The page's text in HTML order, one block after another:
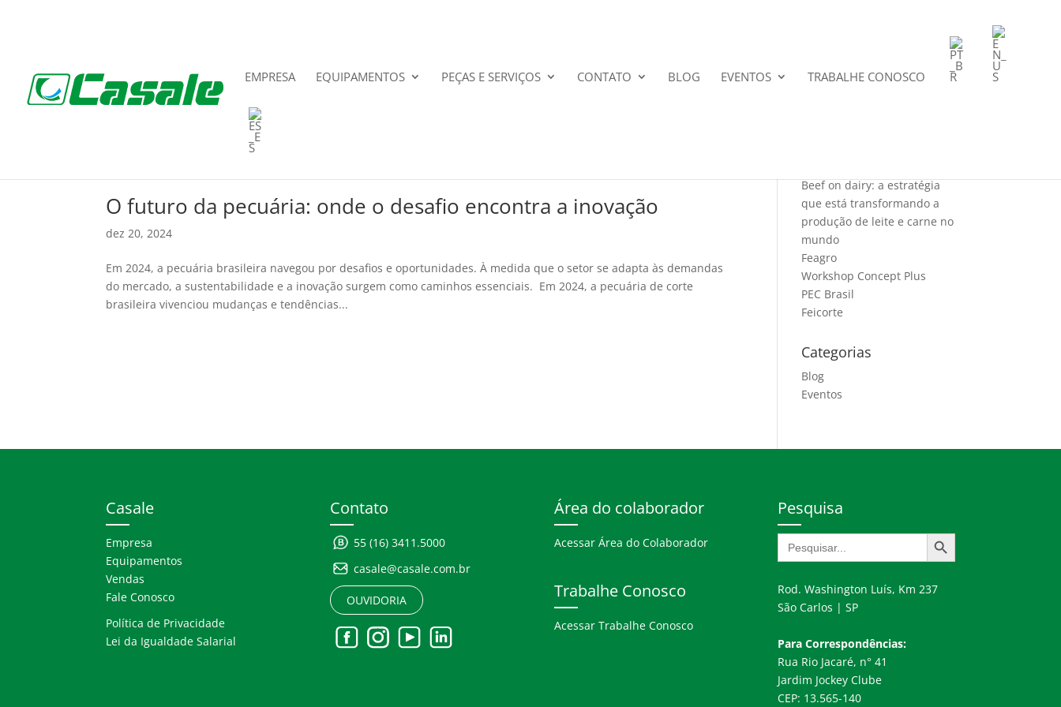
EMPRESA EQUIPAMENTOS PEÇAS E SERVIÇOS CONTATO BLOG EVENTOS TRABALHE CONOSCO
O futuro da pecuária: onde o desafio encontra a inovação
dez 20, 2024
Em 2024, a pecuária brasileira navegou por desafios e oportunidades. À medida que o setor se adapta às demandas
do mercado, a sustentabilidade e a inovação surgem como caminhos essenciais. Em 2024, a pecuária de corte
brasileira vivenciou mudanças e tendências...
Beef on dairy: a estratégia
que está transformando a
produção de leite e carne no
mundo
Feagro
Workshop Concept Plus
PEC Brasil
Feicorte
Categorias
Blog
Eventos
Casale
Empresa
Equipamentos
Vendas
Fale Conosco
Política de Privacidade
Lei da Igualdade Salarial
Contato
55 (16) 3411.5000
casale@casale.com.br
OUVIDORIA
Área do colaborador
Acessar Área do Colaborador
Trabalhe Conosco
Acessar Trabalhe Conosco
Pesquisa
Search
for:
Search Button
Rod. Washington Luís, Km 237
São Carlos | SP
Para Correspondências:
Rua Rio Jacaré, n° 41
Jardim Jockey Clube
CEP: 13.565-140